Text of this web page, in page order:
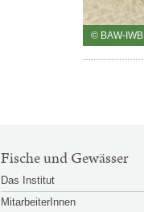
© BAW-IWB
Fische und Gewässer
Das Institut
MitarbeiterInnen